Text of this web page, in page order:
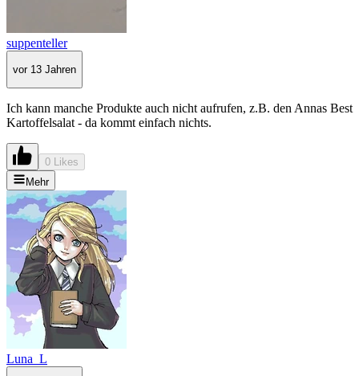
suppenteller
vor 13 Jahren
Ich kann manche Produkte auch nicht aufrufen, z.B. den Annas Best
Kartoffelsalat - da kommt einfach nichts.
0 Likes
Mehr
Luna_L